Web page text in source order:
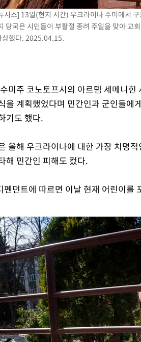
시스] 13일(현지 시간) 우크라이나 수미에서
당국은 시민들이 부활절 종려 주일을 맞아 교
상했다. 2025.04.15.
미주 코노토프시의 아르템 세메니
을 계획했었다며 민간인과 군인들에
기도 했다.
올해 우크라이나에 대한 가장 치명
해 민간인 피해도 컸다.
펜던트에 따르면 이날 현재 어린이